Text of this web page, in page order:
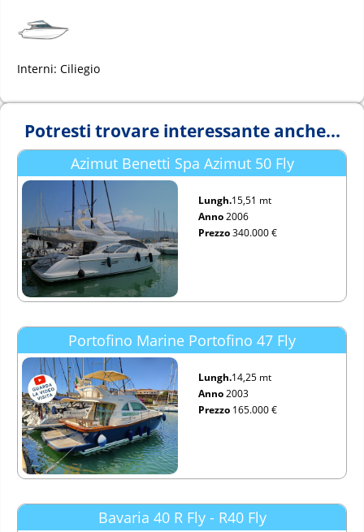
Interni: Ciliegio
Potresti trovare interessante anche...
Azimut Benetti Spa Azimut 50 Fly
Lungh.15,51 mt
Anno2006
Prezzo340.000 €
Portofino Marine Portofino 47 Fly
Lungh.14,25 mt
Anno2003
Prezzo 165.000 €
Bavaria 40 R Fly - R40 Fly